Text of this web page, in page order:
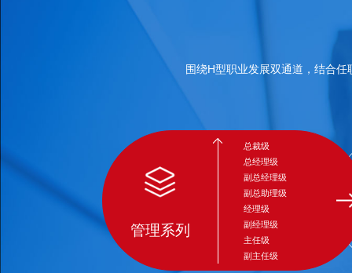
围绕H型职业发展双通道，结合
管理系列
总裁级
总经理级
副总经理级
副总助理级
经理级
副经理级
主任级
副主任级